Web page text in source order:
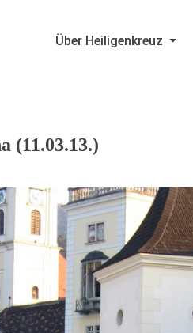
Über Heiligenkreuz
(11.03.13.)